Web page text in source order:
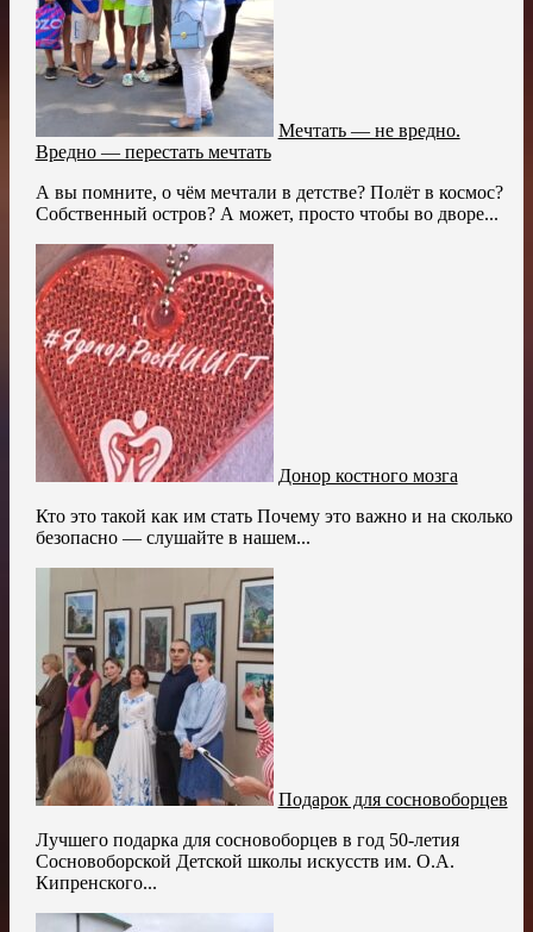
Мечтать — не вредно.
Вредно — перестать мечтать
А вы помните, о чём мечтали в детстве? Полёт в космос?
Собственный остров? А может, просто чтобы во дворе...
Донор костного мозга
Кто это такой как им стать Почему это важно и на сколько
безопасно — слушайте в нашем...
Подарок для сосновоборцев
Лучшего подарка для сосновоборцев в год 50-летия
Сосновоборской Детской школы искусств им. О.А.
Кипренского...